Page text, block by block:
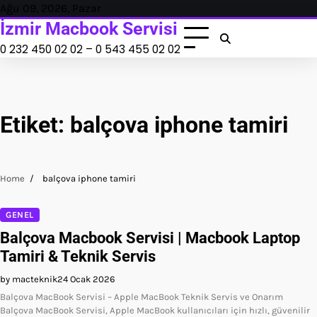
Skip
to
content
Ağu 09, 2026, Pazar
İzmir Macbook Servisi
0 232 450 02 02 – 0 543 455 02 02
Etiket: balçova iphone tamiri
Home balçova iphone tamiri
GENEL
Balçova Macbook Servisi | Macbook Laptop
Tamiri & Teknik Servis
by macteknik24 Ocak 2026
Balçova MacBook Servisi – Apple MacBook Teknik Servis ve Onarım
Balçova MacBook Servisi, Apple MacBook kullanıcıları için hızlı, güvenilir